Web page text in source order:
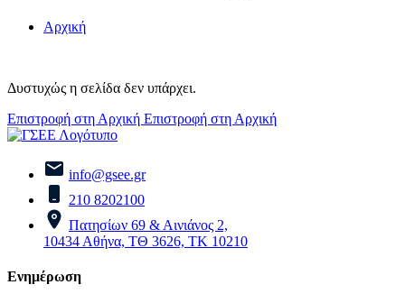
Αρχική
Δυστυχώς η σελίδα δεν υπάρχει.
Επιστροφή στη Αρχική Επιστροφή στη Αρχική
info@gsee.gr
210 8202100
Πατησίων 69 & Αινιάνος 2,
10434 Αθήνα, ΤΘ 3626, ΤΚ 10210
Ενημέρωση